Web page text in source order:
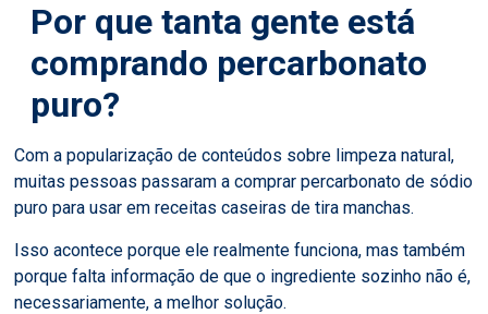
Por que tanta gente está
comprando percarbonato
puro?
Com a popularização de conteúdos sobre limpeza natural,
muitas pessoas passaram a comprar percarbonato de sódio
puro para usar em receitas caseiras de tira manchas.
Isso acontece porque ele realmente funciona, mas também
porque falta informação de que o ingrediente sozinho não é,
necessariamente, a melhor solução.